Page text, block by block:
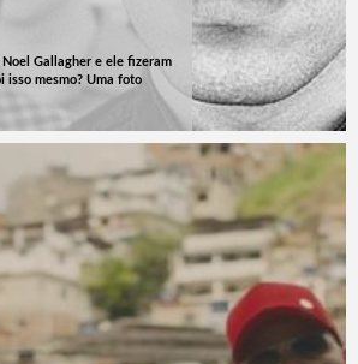
Gallagher e ele fizeram
isso mesmo? Uma foto